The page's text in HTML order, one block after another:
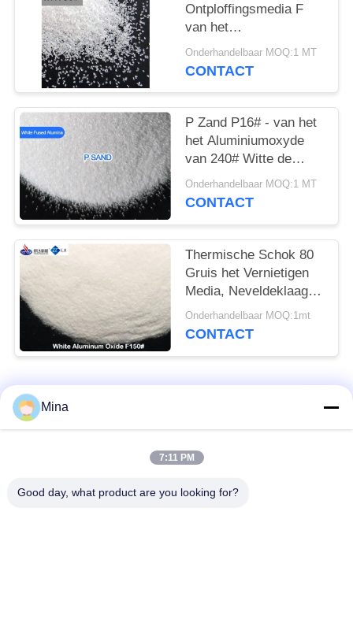
Ontploffingsmedia F
van het
Aluminiumoxyde
Zand/p-Zand
Schuurmiddelen
Onderhandelbaar MOQ:1 MT
CONTACT
P Zand P16# - van het
het Aluminiumoxyde
van 240# Witte de
Ontploffingsmedia voor
Met een laag bedekte
Onderhandelbaar MOQ:1 MT
CONTACT
Thermische Schok 80
Gruis het Vernietigen
Media, Neveldeklaag
Gesmolten Witte
Alumina
Onderhandelbaar MOQ:1mt
CONTACT
populaire categorieën
Ceramische het
Mina
7:11 PM
Good day, what product are you looking for?